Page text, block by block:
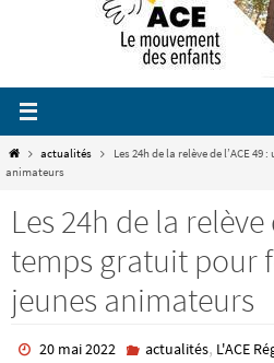
Homeactualités
Les 24h de la relève de l’ACE
animateurs
Les 24h de la relève
temps gratuit pour
jeunes animateurs
20 mai 2022 actualités, L'ACE